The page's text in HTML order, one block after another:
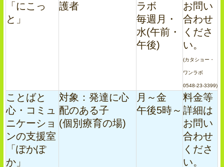
「にこっ
と」
護者
ラボ
毎週月・
水(午前・
午後)
お問い
合わせ
くださ
い。
(カタショー・
ワンラボ
0548-23-3399)
ことばと
心・コミュ
ニケーショ
ンの支援室
「ぽかぽ
か」
対象：発達に心
配のある子
(個別療育の場)
月～金
午後5時～
料金等
詳細は
お問い
合わせ
くださ
い。